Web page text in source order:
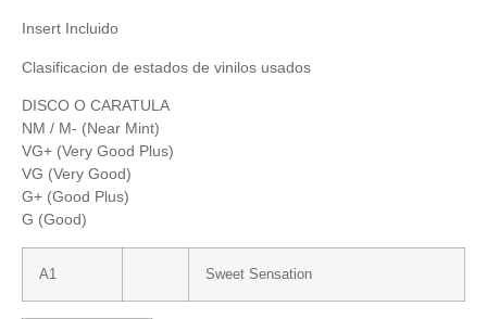
Insert Incluido
Clasificacion de estados de vinilos usados
DISCO O CARATULA
NM / M- (Near Mint)
VG+ (Very Good Plus)
VG (Very Good)
G+ (Good Plus)
G (Good)
A1 Sweet Sensation